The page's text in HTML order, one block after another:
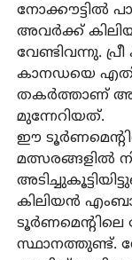
നോക്കൗട്ടിൽ
അവർക്ക്
വേണ്ടിവന്നു.
കാനഡയെ
തകർത്താണ്
മുന്നേറിയത്.
ഈ
മത്സരങ്ങളിൽ
കിലിയൻ
ടൂർണമെന്റിലെ
സ്ഥാനത്തുണ്ട്.